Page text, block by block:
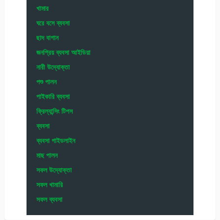
খামার
ঘরে বসে ব্যবসা
ছাদ বাগান
জনপ্রিয় ব্যবসা আইডিয়া
নারী উদ্যোক্তা
পশু পালন
পাইকারি ব্যবসা
ফ্রিল্যান্সিং টিপস
ব্যবসা
ব্যবসা গাইডলাইন
মাছ পালন
সফল উদ্যোক্তা
সফল খামারি
সফল ব্যবসা